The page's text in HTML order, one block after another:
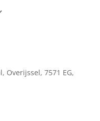
Overijssel, 7571 EG,